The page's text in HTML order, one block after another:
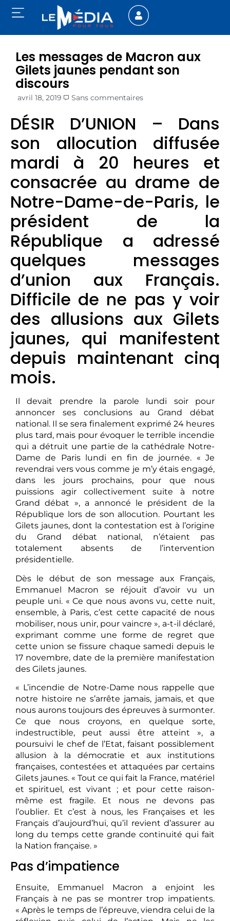
Les messages de Macron aux
Gilets jaunes pendant son
discours
avril 18, 2019 Sans commentaires
DÉSIR D’UNION – Dans
son allocution diffusée
mardi à 20 heures et
consacrée au drame de
Notre-Dame-de-Paris, le
président de la
République a adressé
quelques messages
d’union aux Français.
Difficile de ne pas y voir
des allusions aux Gilets
jaunes, qui manifestent
depuis maintenant cinq
mois.
Il devait prendre la parole lundi soir pour
annoncer ses conclusions au Grand débat
national. Il se sera finalement exprimé 24 heures
plus tard, mais pour évoquer le terrible incendie
qui a détruit une partie de la cathédrale Notre-
Dame de Paris lundi en fin de journée. « Je
revendrai vers vous comme je m’y étais engagé,
dans les jours prochains, pour que nous
puissions agir collectivement suite à notre
Grand débat », a annoncé le président de la
République lors de son allocution. Pourtant les
Gilets jaunes, dont la contestation est à l’origine
du Grand débat national, n’étaient pas
totalement absents de l’intervention
présidentielle.
Dès le début de son message aux Français,
Emmanuel Macron se réjouit d’avoir vu un
peuple uni. « Ce que nous avons vu, cette nuit,
ensemble, à Paris, c’est cette capacité de nous
mobiliser, nous unir, pour vaincre », a-t-il déclaré,
exprimant comme une forme de regret que
cette union se fissure chaque samedi depuis le
17 novembre, date de la première manifestation
des Gilets jaunes.
« L’incendie de Notre-Dame nous rappelle que
notre histoire ne s’arrête jamais, jamais, et que
nous aurons toujours des épreuves à surmonter.
Ce que nous croyons, en quelque sorte,
indestructible, peut aussi être atteint », a
poursuivi le chef de l’Etat, faisant possiblement
allusion à la démocratie et aux institutions
françaises, contestées et attaquées par certains
Gilets jaunes. « Tout ce qui fait la France, matériel
et spirituel, est vivant ; et pour cette raison-
même est fragile. Et nous ne devons pas
l’oublier. Et c’est à nous, les Françaises et les
Français d’aujourd’hui, qu’il revient d’assurer au
long du temps cette grande continuité qui fait
la Nation française. »
Pas d’impatience
Ensuite, Emmanuel Macron a enjoint les
Français à ne pas se montrer trop impatients.
« Après le temps de l’épreuve, viendra celui de la